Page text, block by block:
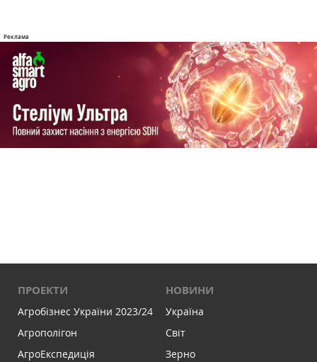
ПРОЕКТИ
Агробізнес України 2023/24
Агрополігон
АгроЕкспедиція
НОВИНИ
Україна
Світ
Зерно